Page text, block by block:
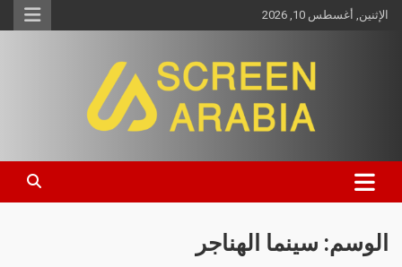
الإثنين, أغسطس 10, 2026
Screen Arabia
الوسم: سينما الهناجر